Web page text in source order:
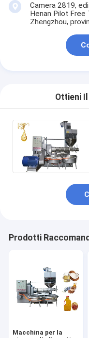
Camera 2819,
Henan Pilot Free
Zhengzhou,
Ottieni
Prodotti
Macchina per la